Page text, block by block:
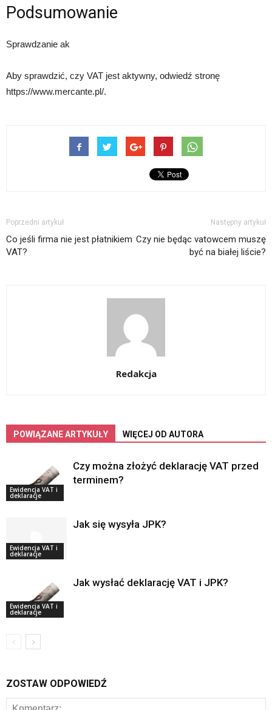
Podsumowanie
Sprawdzanie ak
Aby sprawdzić, czy VAT jest aktywny, odwiedź stronę
https://www.mercante.pl/.
Poprzedni artykuł
Co jeśli firma nie jest płatnikiem
VAT?
Następny artykuł
Czy nie będąc vatowcem muszę
być na białej liście?
Redakcja
POWIĄZANE ARTYKUŁY WIĘCEJ OD AUTORA
Ewidencja VAT i
deklaracje
Czy można złożyć deklarację VAT przed
terminem?
Ewidencja VAT i
deklaracje
Jak się wysyła JPK?
Ewidencja VAT i
deklaracje
Jak wysłać deklarację VAT i JPK?
ZOSTAW ODPOWIEDŹ